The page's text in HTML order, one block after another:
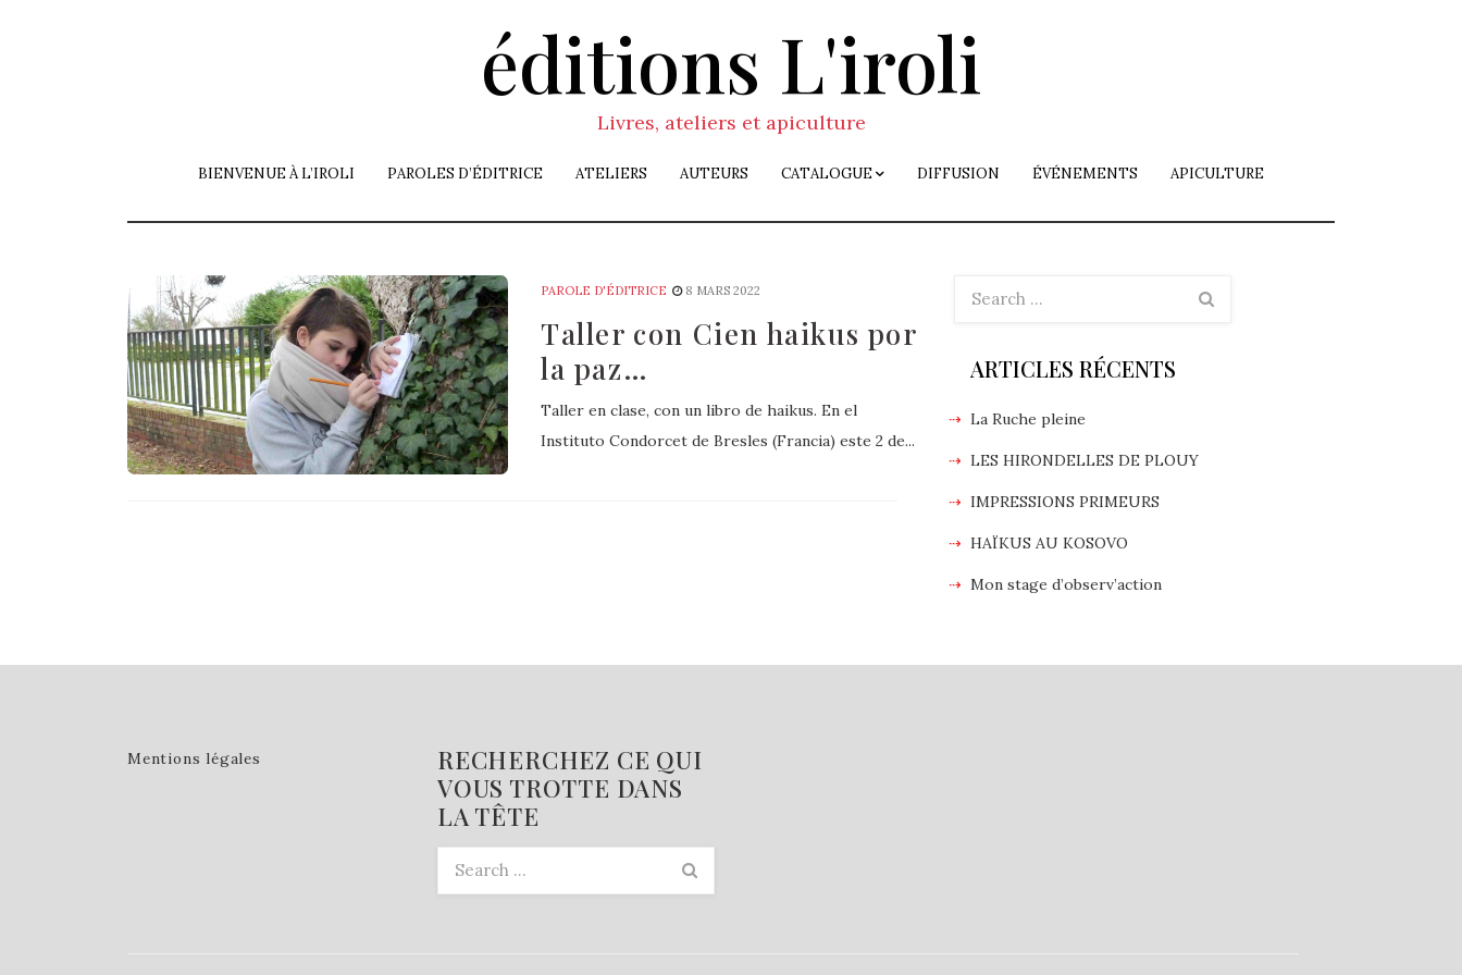
éditions L'iroli
Livres, ateliers et apiculture
BIENVENUE À L’IROLI PAROLES D’ÉDITRICE ATELIERS AUTEURS CATALOGUE DIFFUSION ÉVÉNEMENTS APICULTURE
PAROLE D'ÉDITRICE 8 MARS 2022
Taller con Cien haikus por
la paz…
Taller en clase, con un libro de haikus. En el
Instituto Condorcet de Bresles (Francia) este 2 de...
ARTICLES RÉCENTS
La Ruche pleine
LES HIRONDELLES DE PLOUY
IMPRESSIONS PRIMEURS
HAÏKUS AU KOSOVO
Mon stage d’observ’action
Mentions légales
RECHERCHEZ CE QUI
VOUS TROTTE DANS
LA TÊTE